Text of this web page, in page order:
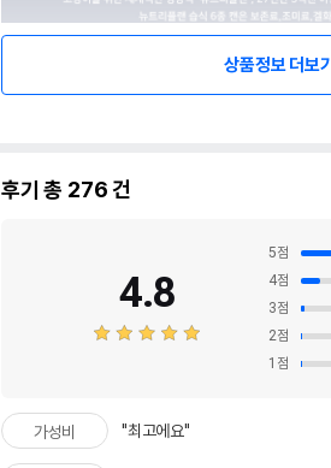
상품정보 더보기
후기 총 276건
4.8
5점
4점
3점
2점
1 점
가성비 "최고에요"